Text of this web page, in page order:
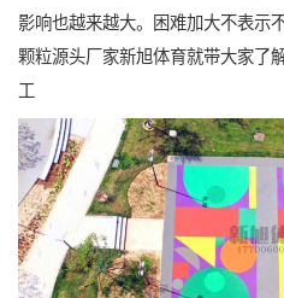
影响也越来越大。困难加大不表示
颗粒源头厂家新旭体育就带大家了
工